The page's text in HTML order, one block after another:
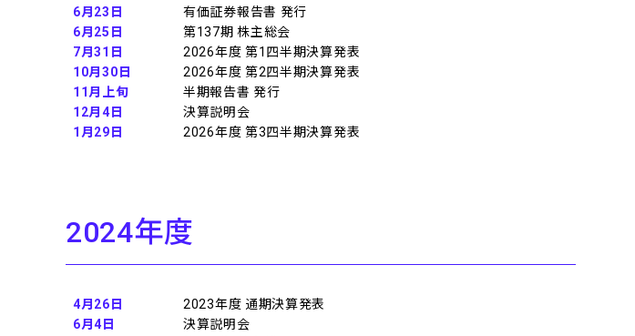
6月23日
有価証券報告書 発行
6月25日
第137期 株主総会
7月31日
2026年度 第1四半期決算発表
10月30日
2026年度 第2四半期決算発表
11月上旬
半期報告書 発行
12月4日
決算説明会
1月29日
2026年度 第3四半期決算発表
2024年度
4月26日
2023年度 通期決算発表
6月4日
決算説明会